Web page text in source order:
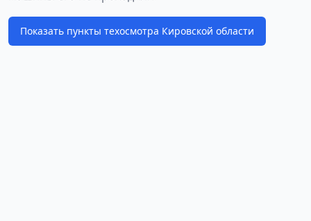
Показать пункты техосмотра Кировской области